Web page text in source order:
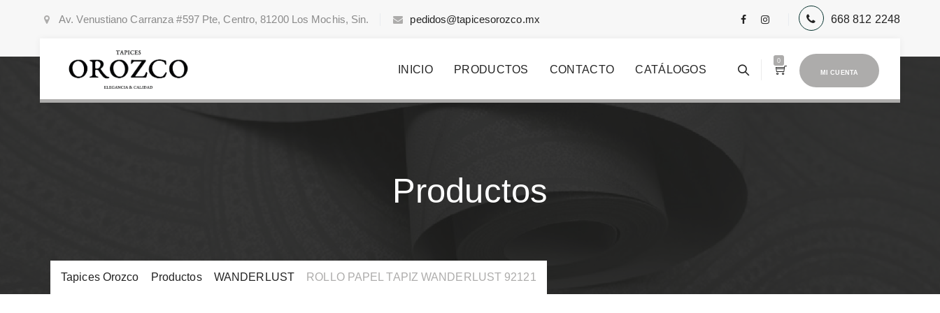
Av. Venustiano Carranza #597 Pte, Centro, 81200 Los Mochis, Sin. pedidos@tapicesorozco.mx 668 812 2248
MI CUENTA
0
INICIO PRODUCTOS CONTACTO CATÁLOGOS
Productos
Tapices Orozco Productos> WANDERLUST> ROLLO PAPEL TAPIZ WANDERLUST 92121